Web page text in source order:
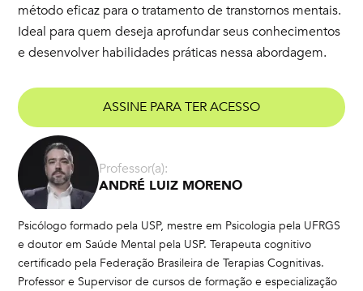
método eficaz para o tratamento de transtornos mentais.
Ideal para quem deseja aprofundar seus conhecimentos
e desenvolver habilidades práticas nessa abordagem.
ASSINE PARA TER ACESSO
Professor(a):
ANDRÉ LUIZ MORENO
Psicólogo formado pela USP, mestre em Psicologia pela UFRGS
e doutor em Saúde Mental pela USP. Terapeuta cognitivo
certificado pela Federação Brasileira de Terapias Cognitivas.
Professor e Supervisor de cursos de formação e especialização